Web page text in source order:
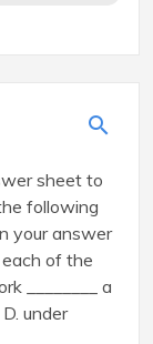
sheet to
following
your answer
of the
________ a
under